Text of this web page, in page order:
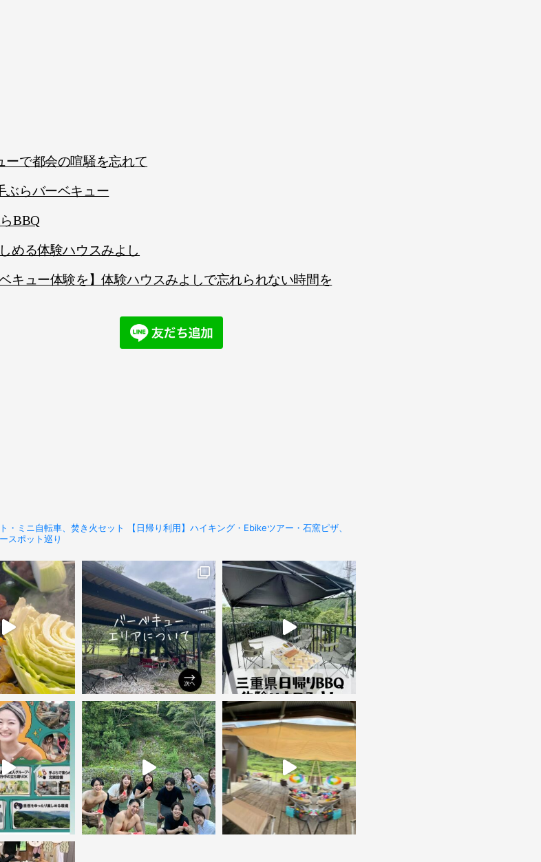
ーで都会の喧騒を忘れて
ぶらバーベキュー
BBQ
める体験ハウスみよし
キュー体験を】体験ハウスみよしで忘れられない時間を
・ミニ自転車、焚き火セット 【日帰り利用】ハイキング・Ebikeツアー・石窯ピザ、
スポット巡り